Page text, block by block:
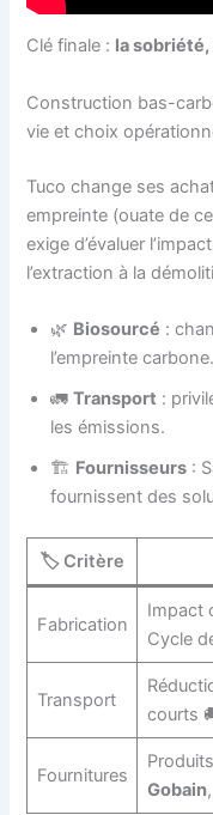
Clé finale : la sobriété,
Construction bas-
vie et choix
Tuco change ses
empreinte (ouate de
exige d’évaluer
l’extraction à la
🌿 Biosourcé :
l’empreinte carbone.
🚛Transport :
les émissions.
🏗️ Fournisseurs :
fournissent des
🏷️ Critère
Fabrication
Impact
Cycle
Transport
courts
Fournitures
Gobain